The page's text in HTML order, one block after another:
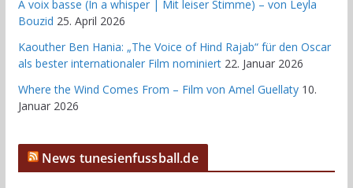
À voix basse (In a whisper | Mit leiser Stimme) – von Leyla
Bouzid 25. April 2026
Kaouther Ben Hania: „The Voice of Hind Rajab“ für den Oscar
als bester internationaler Film nominiert 22. Januar 2026
Where the Wind Comes From – Film von Amel Guellaty 10.
Januar 2026
News tunesienfussball.de